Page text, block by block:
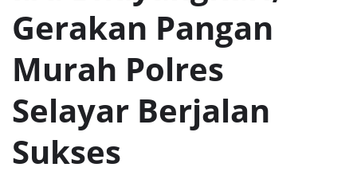
Gerakan Pangan
Murah Polres
Selayar Berjalan
Sukses